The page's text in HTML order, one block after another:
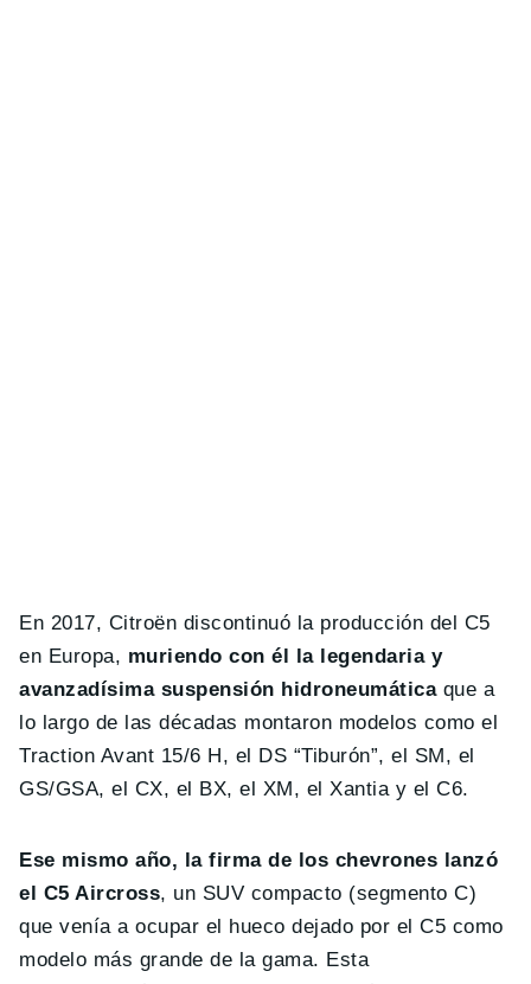
En 2017, Citroën discontinuó la producción del C5
en Europa, muriendo con él la legendaria y
avanzadísima suspensión hidroneumáticaque a
lo largo de las décadas montaron modelos como el
Traction Avant 15/6 H, el DS “Tiburón”, el SM, el
GS/GSA, el CX, el BX, el XM, el Xantia y el C6.
Ese mismo año, la firma de los chevrones lanzó
el C5 Aircross, un SUV compacto (segmento C)
que venía a ocupar el hueco dejado por el C5 como
modelo más grande de la gama. Esta